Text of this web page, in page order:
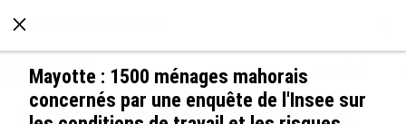
À LA UNE POLITIQUE ECONOMIE
Mayotte : 1500 ménages mahorais
concernés par une enquête de l'Insee sur